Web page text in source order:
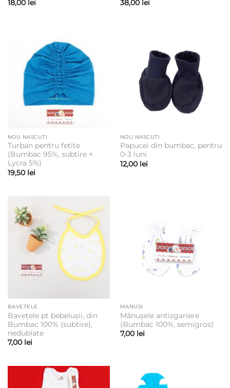
18,00 lei 38,00 lei
NOU NASCUTI
Turban pentru fetite
(Bumbac 95%, subtire +
Lycra 5%)
19,50 lei
NOU NASCUTI
Papucei din bumbac, pentru
0-3 luni
12,00 lei
BAVETELE
Bavețele pt bebelușii, din
Bumbac 100% (subtire),
nedublate
7,00 lei
MANUSI
Mănușele antizgariere
(Bumbac 100%, semigros)
7,00 lei